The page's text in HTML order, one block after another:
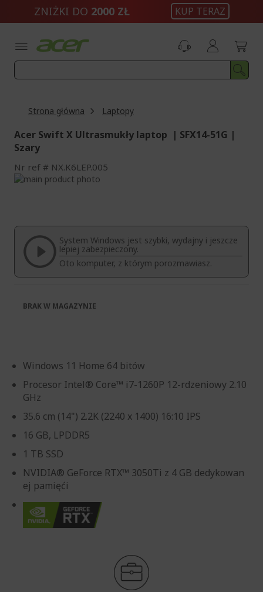
ZNIŻKI DO 2000 ZŁ KUP TERAZ
Strona główna Laptopy
Acer Swift X Ultrasmukły laptop | SFX14-51G |
Szary
Nr ref NX.K6LEP.005
Przejdź
galerii
System Windows jest szybki, wydajny i jeszcze
lepiej zabezpieczony.
Oto komputer, z którym porozmawiasz.
Windows 11 Home 64 bitów
Procesor Intel® Core™ i7-1260P 12-rdzeniowy 2.10
GHz
35.6 cm (14") 2.2K (2240 x 1400) 16:10 IPS
16 GB, LPDDR5
1 TB SSD
NVIDIA® GeForce RTX™ 3050Ti z 4 GB dedykowan
ej pamięći
BRAK W MAGAZYNIE